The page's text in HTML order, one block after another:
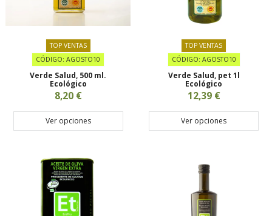
TOP VENTAS
CÓDIGO: AGOSTO10
Verde Salud, 500 ml.
Ecológico
8,20 €
Ver opciones
TOP VENTAS
CÓDIGO: AGOSTO10
Verde Salud, pet 1l
Ecológico
12,39 €
Ver opciones